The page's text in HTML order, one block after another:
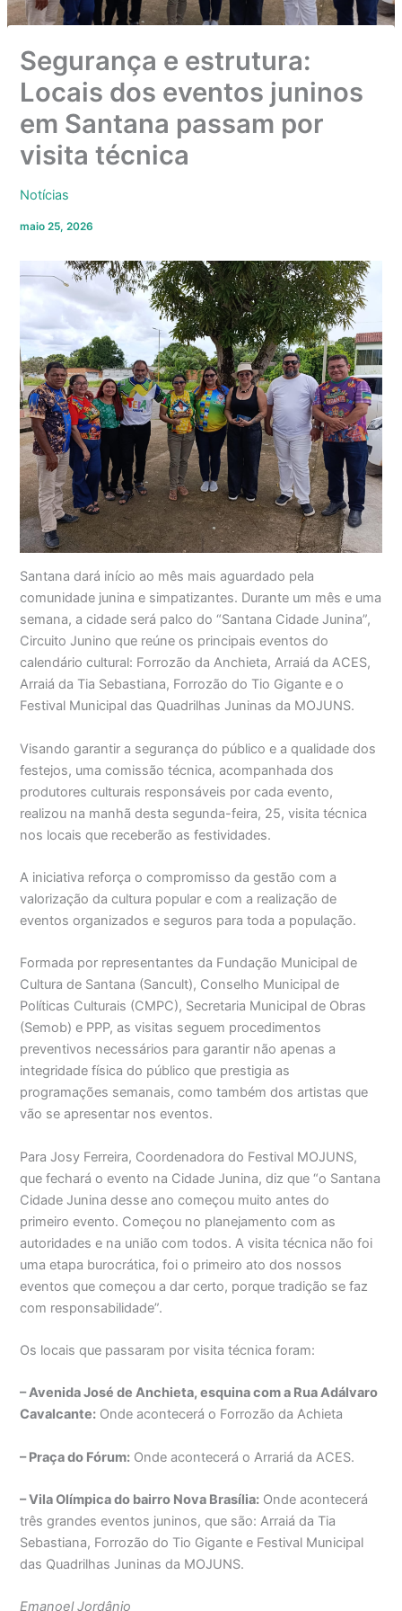
Segurança e estrutura:
Locais dos eventos juninos
em Santana passam por
visita técnica
Notícias
maio 25, 2026
Santana dará início ao mês mais aguardado pela
comunidade junina e simpatizantes. Durante um mês e uma
semana, a cidade será palco do “Santana Cidade Junina”,
Circuito Junino que reúne os principais eventos do
calendário cultural: Forrozão da Anchieta, Arraiá da ACES,
Arraiá da Tia Sebastiana, Forrozão do Tio Gigante e o
Festival Municipal das Quadrilhas Juninas da MOJUNS.
Visando garantir a segurança do público e a qualidade dos
festejos, uma comissão técnica, acompanhada dos
produtores culturais responsáveis por cada evento,
realizou na manhã desta segunda-feira, 25, visita técnica
nos locais que receberão as festividades.
A iniciativa reforça o compromisso da gestão com a
valorização da cultura popular e com a realização de
eventos organizados e seguros para toda a população.
Formada por representantes da Fundação Municipal de
Cultura de Santana (Sancult), Conselho Municipal de
Políticas Culturais (CMPC), Secretaria Municipal de Obras
(Semob) e PPP, as visitas seguem procedimentos
preventivos necessários para garantir não apenas a
integridade física do público que prestigia as
programações semanais, como também dos artistas que
vão se apresentar nos eventos.
Para Josy Ferreira, Coordenadora do Festival MOJUNS,
que fechará o evento na Cidade Junina, diz que “o Santana
Cidade Junina desse ano começou muito antes do
primeiro evento. Começou no planejamento com as
autoridades e na união com todos. A visita técnica não foi
uma etapa burocrática, foi o primeiro ato dos nossos
eventos que começou a dar certo, porque tradição se faz
com responsabilidade”.
Os locais que passaram por visita técnica foram:
– Avenida José de Anchieta, esquina com a Rua Adálvaro
Cavalcante: Onde acontecerá o Forrozão da Achieta
– Praça do Fórum: Onde acontecerá o Arrariá da ACES.
– Vila Olímpica do bairro Nova Brasília: Onde acontecerá
três grandes eventos juninos, que são: Arraiá da Tia
Sebastiana, Forrozão do Tio Gigante e Festival Municipal
das Quadrilhas Juninas da MOJUNS.
Emanoel Jordânio